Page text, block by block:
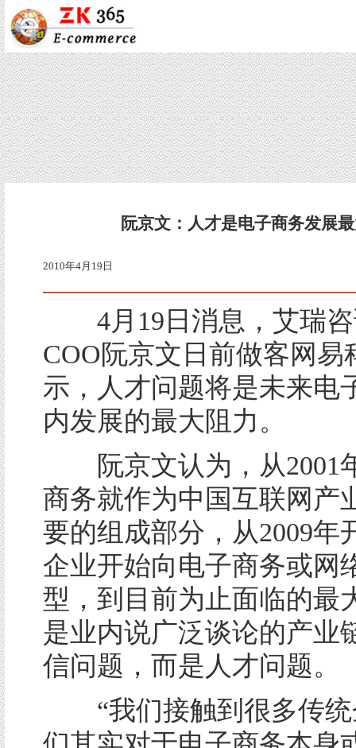
阮京文：人才是电子商务发展
2010年4月19日
4月19日消息，艾瑞咨
COO阮京文日前做客网易
示，人才问题将是未来电
内发展的最大阻力。
阮京文认为，从2001
商务就作为中国互联网产
要的组成部分，从2009年
企业开始向电子商务或网
型，到目前为止面临的最
是业内说广泛谈论的产业
信问题，而是人才问题。
“我们接触到很多传统